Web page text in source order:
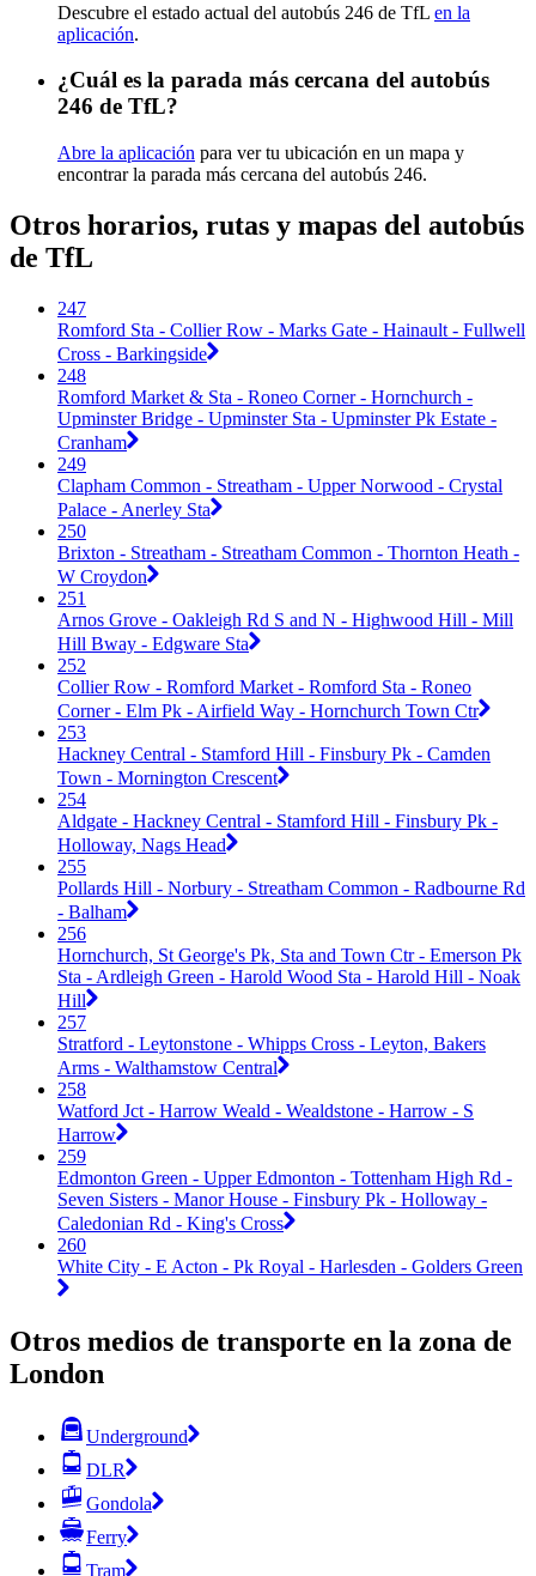
Descubre el estado actual del autobús 246 de TfL en la
aplicación.
¿Cuál es la parada más cercana del autobús
246 de TfL?
Abre la aplicación para ver tu ubicación en un mapa y
encontrar la parada más cercana del autobús 246.
Otros horarios, rutas y mapas del autobús
de TfL
247
Romford Sta - Collier Row - Marks Gate - Hainault - Fullwell
Cross - Barkingside
248
Romford Market & Sta - Roneo Corner - Hornchurch -
Upminster Bridge - Upminster Sta - Upminster Pk Estate -
Cranham
249
Clapham Common - Streatham - Upper Norwood - Crystal
Palace - Anerley Sta
250
Brixton - Streatham - Streatham Common - Thornton Heath -
W Croydon
251
Arnos Grove - Oakleigh Rd S and N - Highwood Hill - Mill
Hill Bway - Edgware Sta
252
Collier Row - Romford Market - Romford Sta - Roneo
Corner - Elm Pk - Airfield Way - Hornchurch Town Ctr
253
Hackney Central - Stamford Hill - Finsbury Pk - Camden
Town - Mornington Crescent
254
Aldgate - Hackney Central - Stamford Hill - Finsbury Pk -
Holloway, Nags Head
255
Pollards Hill - Norbury - Streatham Common - Radbourne Rd
- Balham
256
Hornchurch, St George's Pk, Sta and Town Ctr - Emerson Pk
Sta - Ardleigh Green - Harold Wood Sta - Harold Hill - Noak
Hill
257
Stratford - Leytonstone - Whipps Cross - Leyton, Bakers
Arms - Walthamstow Central
258
Watford Jct - Harrow Weald - Wealdstone - Harrow - S
Harrow
259
Edmonton Green - Upper Edmonton - Tottenham High Rd -
Seven Sisters - Manor House - Finsbury Pk - Holloway -
Caledonian Rd - King's Cross
260
White City - E Acton - Pk Royal - Harlesden - Golders Green
Otros medios de transporte en la zona de
London
Underground
DLR
Gondola
Ferry
Tram